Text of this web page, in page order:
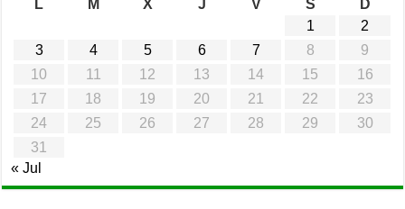
L
M X J V S
D
1
2
3
4 5 6 7 8
9
10
11 12 13 14 15
16
17
18 19 20 21 22
23
24
25 26 27 28 29
30
31
« Jul